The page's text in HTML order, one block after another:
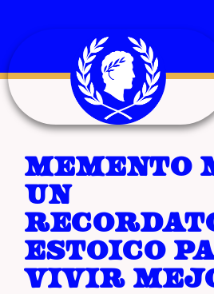
Memento
un
estoico
vivir